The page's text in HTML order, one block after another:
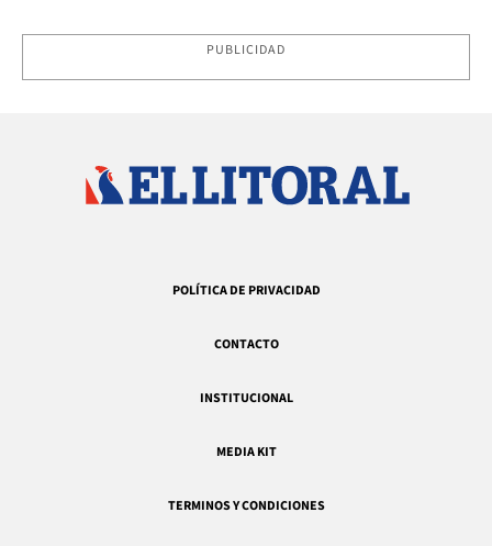
PUBLICIDAD
POLÍTICA DE PRIVACIDAD
CONTACTO
INSTITUCIONAL
MEDIA KIT
TERMINOS Y CONDICIONES